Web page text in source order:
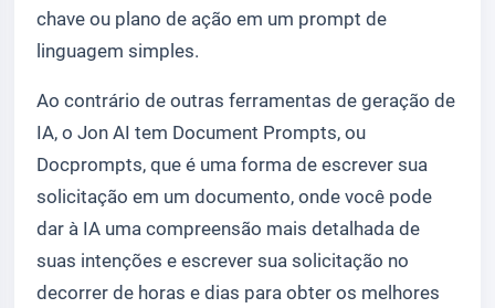
chave ou plano de ação em um prompt de
linguagem simples.
Ao contrário de outras ferramentas de geração de
IA, o Jon AI tem Document Prompts, ou
Docprompts, que é uma forma de escrever sua
solicitação em um documento, onde você pode
dar à IA uma compreensão mais detalhada de
suas intenções e escrever sua solicitação no
decorrer de horas e dias para obter os melhores